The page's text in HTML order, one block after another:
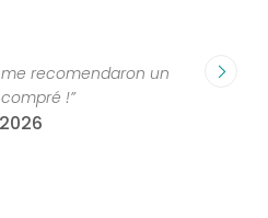
recomendaron un
!”